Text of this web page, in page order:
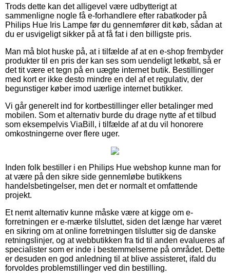
Trods dette kan det alligevel være udbytterigt at
sammenligne nogle få e-forhandlere efter rabatkoder på
Philips Hue Iris Lampe før du gennemfører dit køb, sådan at
du er usvigeligt sikker på at få fat i den billigste pris.
Man må blot huske på, at i tilfælde af at en e-shop frembyder
produkter til en pris der kan ses som uendeligt letkøbt, så er
det tit være et tegn på en uægte internet butik. Bestillinger
med kort er ikke desto mindre en del af et regulativ, der
begunstiger køber imod uærlige internet butikker.
Vi går generelt ind for kortbestillinger eller betalinger med
mobilen. Som et alternativ burde du drage nytte af et tilbud
som eksempelvis ViaBill, i tilfælde af at du vil honorere
omkostningerne over flere uger.
Inden folk bestiller i en Philips Hue webshop kunne man for
at være på den sikre side gennemløbe butikkens
handelsbetingelser, men det er normalt et omfattende
projekt.
Et nemt alternativ kunne måske være at kigge om e-
forretningen er e-mærke tilsluttet, siden det længe har været
en sikring om at online forretningen tilslutter sig de danske
retningslinjer, og at webbutikken fra tid til anden evalueres af
specialister som er inde i bestemmelserne på området. Dette
er desuden en god anledning til at blive assisteret, ifald du
forvoldes problemstillinger ved din bestilling.